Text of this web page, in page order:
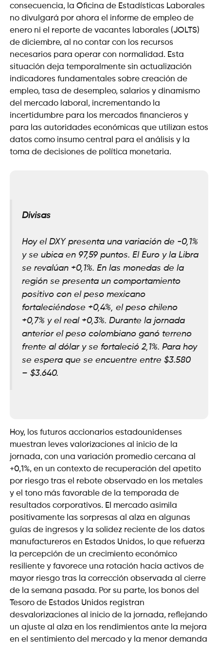
consecuencia, la Oficina de Estadísticas Laborales
no divulgará por ahora el informe de empleo de
enero ni el reporte de vacantes laborales (JOLTS)
de diciembre, al no contar con los recursos
necesarios para operar con normalidad. Esta
situación deja temporalmente sin actualización
indicadores fundamentales sobre creación de
empleo, tasa de desempleo, salarios y dinamismo
del mercado laboral, incrementando la
incertidumbre para los mercados financieros y
para las autoridades económicas que utilizan estos
datos como insumo central para el análisis y la
toma de decisiones de política monetaria.
Divisas
Hoy el DXY presenta una variación de -0,1%
y se ubica en 97,59 puntos. El Euro y la Libra
se revalúan +0,1%. En las monedas de la
región se presenta un comportamiento
positivo con el peso mexicano
fortaleciéndose +0,4%, el peso chileno
+0,7% y el real +0,3%. Durante la jornada
anterior el peso colombiano ganó terreno
frente al dólar y se fortaleció 2,1%. Para hoy
se espera que se encuentre entre $3.580
– $3.640.
Hoy, los futuros accionarios estadounidenses
muestran leves valorizaciones al inicio de la
jornada, con una variación promedio cercana al
+0,1%, en un contexto de recuperación del apetito
por riesgo tras el rebote observado en los metales
y el tono más favorable de la temporada de
resultados corporativos. El mercado asimila
positivamente las sorpresas al alza en algunas
guías de ingresos y la solidez reciente de los datos
manufactureros en Estados Unidos, lo que refuerza
la percepción de un crecimiento económico
resiliente y favorece una rotación hacia activos de
mayor riesgo tras la corrección observada al cierre
de la semana pasada. Por su parte, los bonos del
Tesoro de Estados Unidos registran
desvalorizaciones al inicio de la jornada, reflejando
un ajuste al alza en los rendimientos ante la mejora
en el sentimiento del mercado y la menor demanda